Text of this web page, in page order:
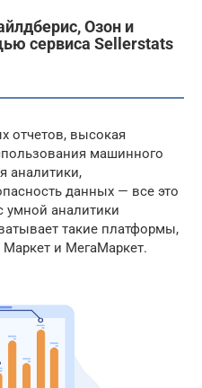
Озон и
сервиса Sellerstats
отчетов, высокая
машинного
аналитики,
данных — все это
умной аналитики
такие платформы,
Маркет и МегаМаркет.